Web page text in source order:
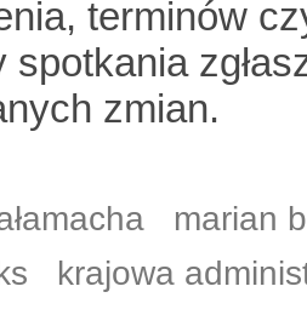
terminów
spotkania
zmian.
marian
krajowa